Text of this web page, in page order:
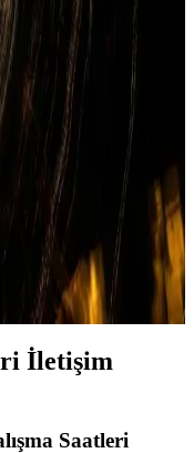
Teknolojik
hakkında
özellikleri, yapay zeka
anlatılıyor.
ve Çağrı
Rolü
çağrı
işletmelerin
sağlıyor.
İletişim
Saatleri